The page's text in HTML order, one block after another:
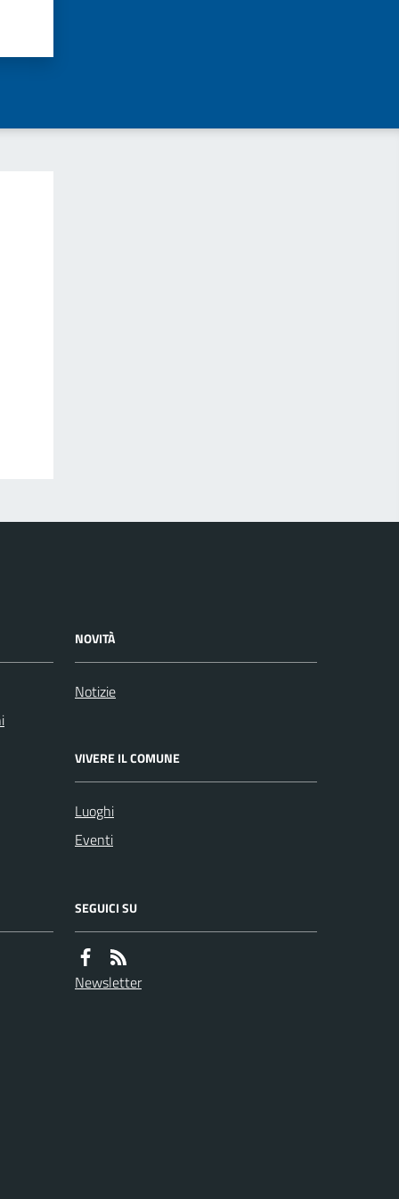
NOVITÀ
Notizie
VIVERE IL COMUNE
Luoghi
Eventi
SEGUICI SU
Newsletter